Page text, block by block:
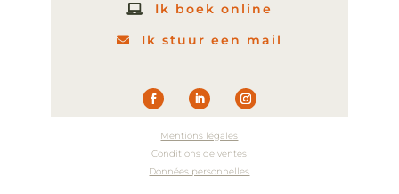
Ik boek online
Ik stuur een mail
Mentions légales
Conditions de ventes
Données personnelles